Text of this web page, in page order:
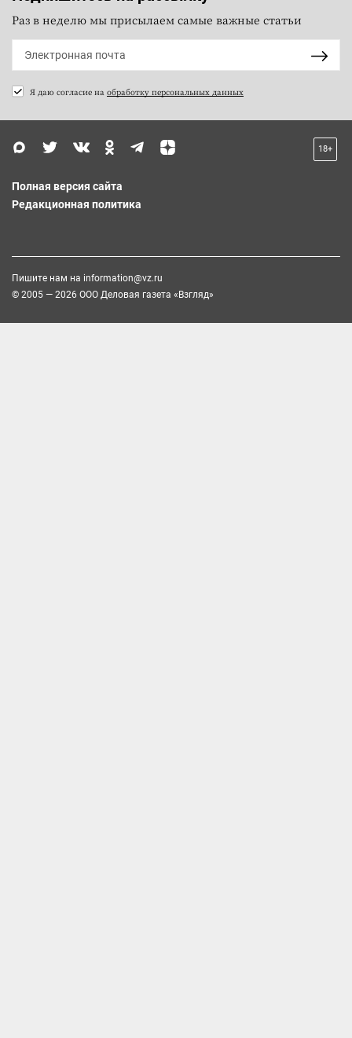
Раз в неделю мы присылаем самые важные статьи
Я даю согласие на обработку персональных данных
18+
Полная версия сайта
Редакционная политика
Пишите нам на information@vz.ru
© 2005 — 2026 ООО Деловая газета «Взгляд»